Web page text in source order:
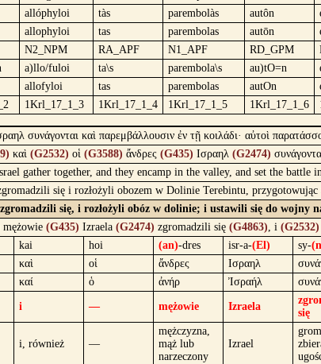
allóphyloi tàs parembolàs autôn
allophyloi tas parembolas autōn
N2_NPM RA_APF N1_APF RD_GPM
a)llo/fuloi ta\s parembola\s au)tO=n
allofyloi tas parembolas autOn
1Krl_17_1_3 1Krl_17_1_4 1Krl_17_1_5 1Krl_17_1_6
συνάγονται καὶ παρεμβάλλουσιν ἐν τῇ κοιλάδι· αὐτοὶ
καὶ (G2532) οἱ (G3588) ἄνδρες (G435) Ισραηλ (G2474)
gather together, and they encamp in the valley, and set the battle
się i rozłożyli obozem w Dolinie Terebintu,
się, i rozłożyli obóz w dolinie; i ustawili się do wojny
mężowie (G435) Izraela (G2474) zgromadzili się (G4863), i (G2532)
kai hoi (an)-dres isr-a-(El) sy-
καὶ οἱ ἄνδρες Ισραηλ
καί ὁ ἀνήρ Ἰσραήλ
i — mężowie Izraela
się
i, również —
mężczyzna,
mąż lub
narzeczony
Izrael